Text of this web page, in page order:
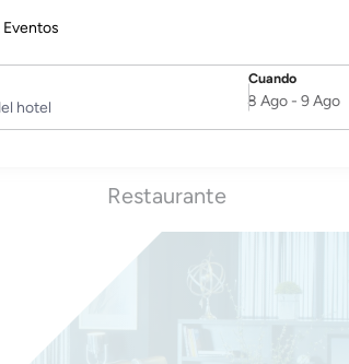
Eventos
del hotel
Cuando
SelectDate
8 Ago- 9 Ago
Restaurante